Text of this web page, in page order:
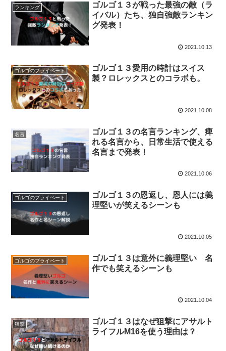
ランキング
ゴルゴ１３が戦った最強の敵（ラ
イバル）たち、独自強敵ランキン
グ発表！
2021.10.13
ゴルゴのプライベート
ゴルゴ１３愛用の時計はスイス
製？ロレックスとのコラボも。
2021.10.08
名言
ゴルゴ１３の名言ランキング、痺
れる名言から、日常生活で使える
名言まで発表！
2021.10.06
ゴルゴのプライベート
ゴルゴ１３の恩返し、恩人には義
理堅いが笑えるシーンも
2021.10.05
ゴルゴのプライベート
ゴルゴ１３は意外に義理堅い 名
作でも笑えるシーンも
2021.10.04
狙撃
ゴルゴ１３はなぜ狙撃にアサルト
ライフルM16を使う理由は？